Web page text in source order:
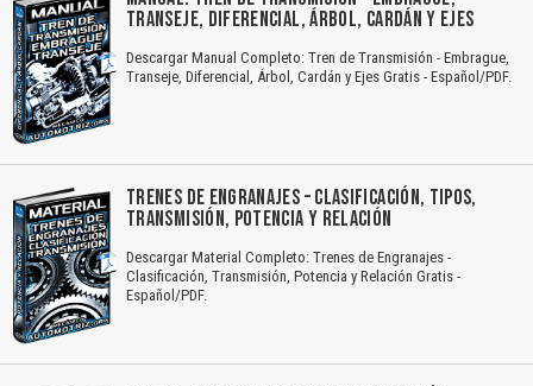
TRANSEJE, DIFERENCIAL, ÁRBOL, CARDÁN Y EJES
Descargar Manual Completo: Tren de Transmisión - Embrague,
Transeje, Diferencial, Árbol, Cardán y Ejes Gratis - Español/PDF.
TRENES DE ENGRANAJES – CLASIFICACIÓN, TIPOS,
TRANSMISIÓN, POTENCIA Y RELACIÓN
Descargar Material Completo: Trenes de Engranajes -
Clasificación, Transmisión, Potencia y Relación Gratis -
Español/PDF.